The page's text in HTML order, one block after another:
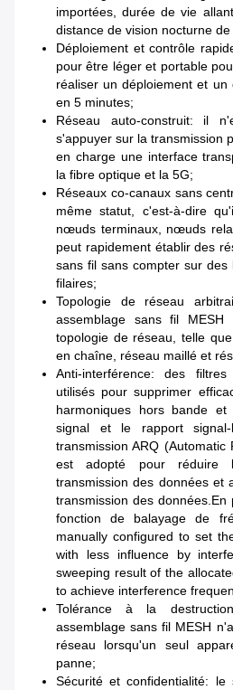
importées, durée de vie
distance de vision nocturne
Déploiement et contrôle
pour être léger et portable
réaliser un déploiement et
en 5 minutes;
Réseau auto-construit: il
s'appuyer sur la transmission
en charge une interface
la fibre optique et la 5G;
Réseaux co-canaux sans
même statut, c'est-à-dire
nœuds terminaux, nœuds
peut rapidement établir des
sans fil sans compter sur des
filaires;
Topologie de réseau
assemblage sans fil
topologie de réseau, telle
en chaîne, réseau maillé et
Anti-interférence: des
utilisés pour supprimer
harmoniques hors bande et
signal et le rapport signal-
transmission ARQ (Automatic
est adopté pour
transmission des données et
transmission des
fonction de balayage de
manually configured to set
with less influence by
sweeping result of the
to achieve interference
Tolérance à la
assemblage sans fil MESH
réseau lorsqu'un seul
panne;
Sécurité et confidentialité: le